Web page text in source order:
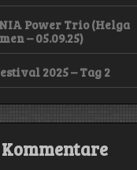
Power Trio (Helga
– 05.09.25)
2025 – Tag 2